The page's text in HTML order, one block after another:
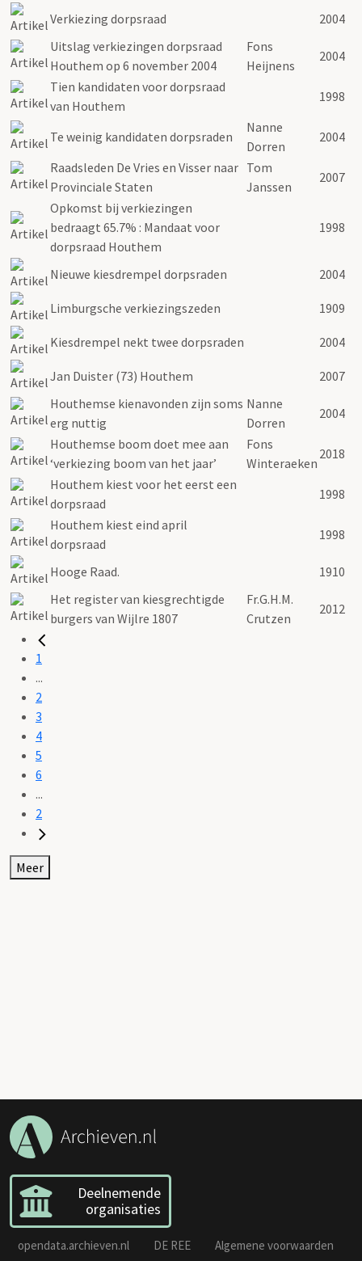
Verkiezing dorpsraad
2004
Uitslag verkiezingen dorpsraad
Houthem op 6 november 2004
Fons
Heijnens
2004
Tien kandidaten voor dorpsraad
van Houthem
1998
Te weinig kandidaten dorpsraden
Nanne
Dorren
2004
Raadsleden De Vries en Visser naar
Provinciale Staten
Tom
Janssen
2007
Opkomst bij verkiezingen
bedraagt 65.7% : Mandaat voor
dorpsraad Houthem
1998
Nieuwe kiesdrempel dorpsraden 2004
Limburgsche verkiezingszeden 1909
Kiesdrempel nekt twee dorpsraden 2004
Jan Duister (73) Houthem
2007
Houthemse kienavonden zijn soms
erg nuttig
Nanne
Dorren
2004
Houthemse boom doet mee aan
‘verkiezing boom van het jaar’
Fons
Winteraeken
2018
Houthem kiest voor het eerst een
dorpsraad
1998
Houthem kiest eind april
dorpsraad
1998
Hooge Raad.
1910
Het register van kiesgrechtigde
burgers van Wijlre 1807
Fr.G.H.M.
Crutzen
2012
1
...
2
3
4
5
6
...
2
Meer
Deelnemende
organisaties
opendata.archieven.nl DE REE Algemene voorwaarden